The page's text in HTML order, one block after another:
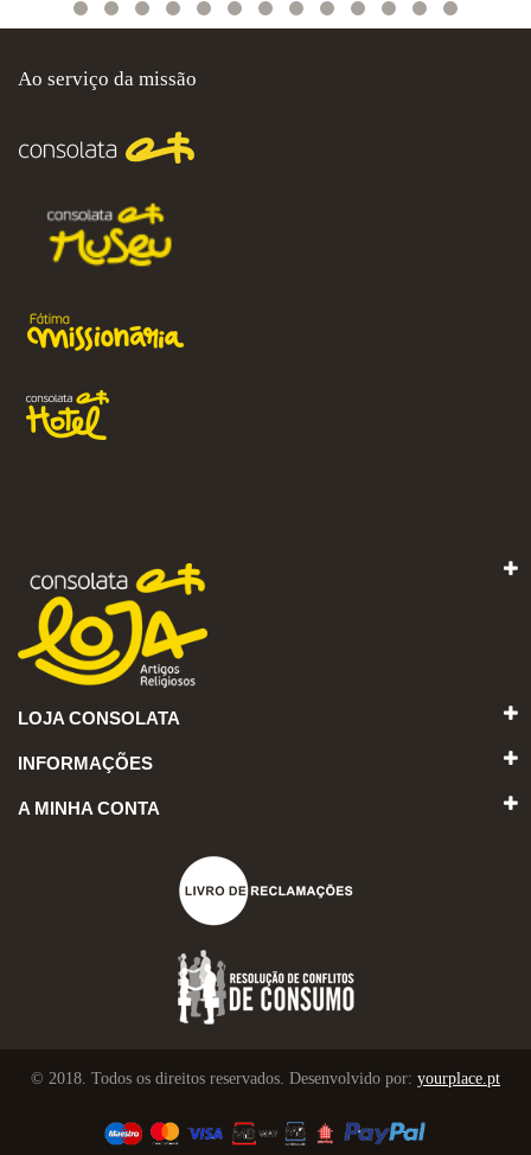
Ao serviço da missão
LOJA CONSOLATA
INFORMAÇÕES
A MINHA CONTA
© 2018. Todos os direitos reservados. Desenvolvido por: yourplace.pt